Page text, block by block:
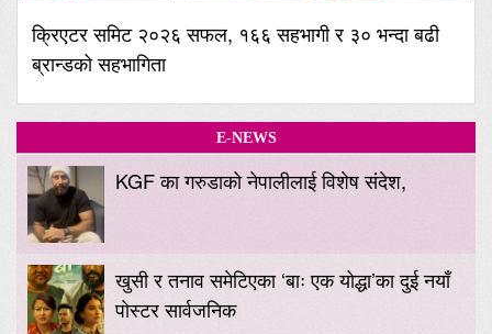
क्रिएटर समिट २०२६ सफल, १६६ सहभागी र ३० भन्दा बढी
ब्रान्डको सहभागिता
E-NEWS
KGF का गरुडाको नेपालीलाई विशेष संदेश,
खुसी र तनाव समेटिएका ‘बाः एक योद्धा’का दुई नयाँ
पोस्टर सार्वजनिक